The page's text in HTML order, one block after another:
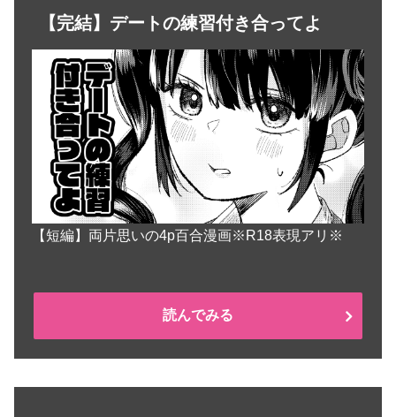
【完結】デートの練習付き合ってよ
【短編】両片思いの4p百合漫画※R18表現アリ※
読んでみる